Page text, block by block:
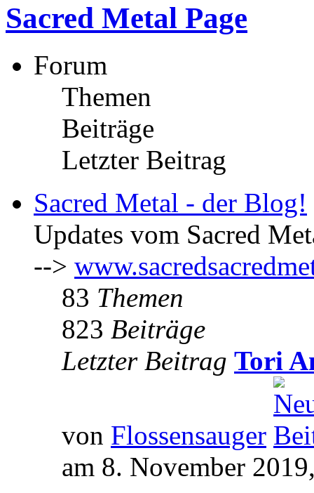
Sacred Metal Page
Forum
Themen
Beiträge
Letzter Beitrag
Sacred Metal - der Blog!
Updates vom Sacred
-->
83 Themen
823 Beiträge
Letzter Beitrag Tori
von Flossensauger
am 8. November